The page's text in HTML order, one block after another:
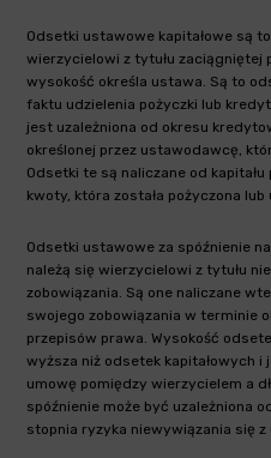
Odsetki ustawowe kapitałowe są
wierzycielowi z tytułu zaciągniętej
wysokość określa ustawa. Są to
faktu udzielenia pożyczki lub
jest uzależniona od okresu
określonej przez ustawodawcę,
Odsetki te są naliczane od
kwoty, która została pożyczona
Odsetki ustawowe za spóźnienie
należą się wierzycielowi z tytułu
zobowiązania. Są one naliczane
swojego zobowiązania w terminie
przepisów prawa. Wysokość
wyższa niż odsetek kapitałowych i
umowę pomiędzy wierzycielem a
spóźnienie może być uzależniona
stopnia ryzyka niewywiązania się z